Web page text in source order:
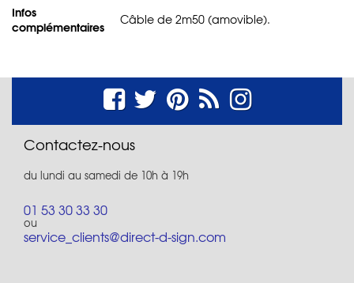
Infos
complémentaires
Câble de 2m50 (amovible).
Contactez-nous
du lundi au samedi de 10h à 19h
01 53 30 33 30
ou
service_clients@direct-d-sign.com